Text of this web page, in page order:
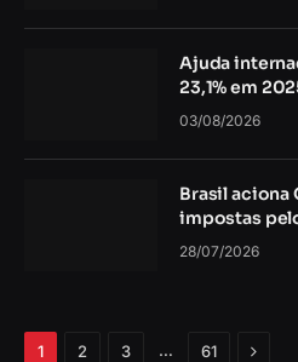
Ajuda
23,1% em
03/08/2026
Brasil aciona
impostas
28/07/2026
1 2 3 … 61